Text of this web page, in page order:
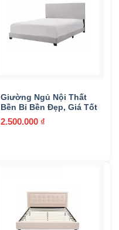
Giường Ngủ Nội Thất
Bền Bỉ Bền Đẹp, Giá Tốt
2.500.000 ₫